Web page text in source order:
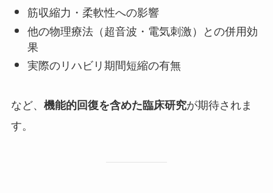
筋収縮力・柔軟性への影響
他の物理療法（超音波・電気刺激）との併用効
果
実際のリハビリ期間短縮の有無
など、 機能的回復を含めた臨床研究が期待されま
す。